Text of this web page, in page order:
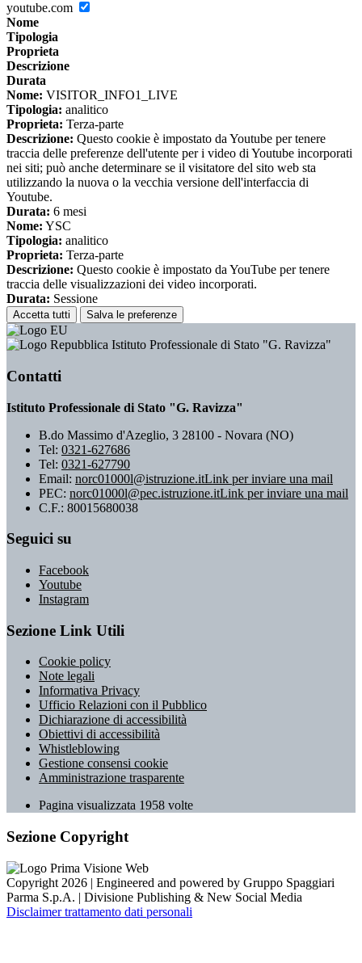
youtube.com
Nome
Tipologia
Proprieta
Descrizione
Durata
Nome: VISITOR_INFO1_LIVE
Tipologia: analitico
Proprieta: Terza-parte
Descrizione: Questo cookie è impostato da Youtube per tenere
traccia delle preferenze dell'utente per i video di Youtube incorporati
nei siti; può anche determinare se il visitatore del sito web sta
utilizzando la nuova o la vecchia versione dell'interfaccia di
Youtube.
Durata: 6 mesi
Nome: YSC
Tipologia: analitico
Proprieta: Terza-parte
Descrizione: Questo cookie è impostato da YouTube per tenere
traccia delle visualizzazioni dei video incorporati.
Durata: Sessione
Accetta tutti Salva le preferenze
Istituto Professionale di Stato "G. Ravizza"
Contatti
Istituto Professionale di Stato "G. Ravizza"
B.do Massimo d'Azeglio, 3 28100 - Novara (NO)
Tel: 0321-627686
Tel: 0321-627790
Email: norc01000l@istruzione.itLink per inviare una mail
PEC: norc01000l@pec.istruzione.itLink per inviare una mail
C.F.: 80015680038
Seguici su
Facebook
Youtube
Instagram
Sezione Link Utili
Cookie policy
Note legali
Informativa Privacy
Ufficio Relazioni con il Pubblico
Dichiarazione di accessibilità
Obiettivi di accessibilità
Whistleblowing
Gestione consensi cookie
Amministrazione trasparente
Pagina visualizzata 1958 volte
Sezione Copyright
Copyright 2026 | Engineered and powered by Gruppo Spaggiari
Parma S.p.A. | Divisione Publishing & New Social Media
Disclaimer trattamento dati personali